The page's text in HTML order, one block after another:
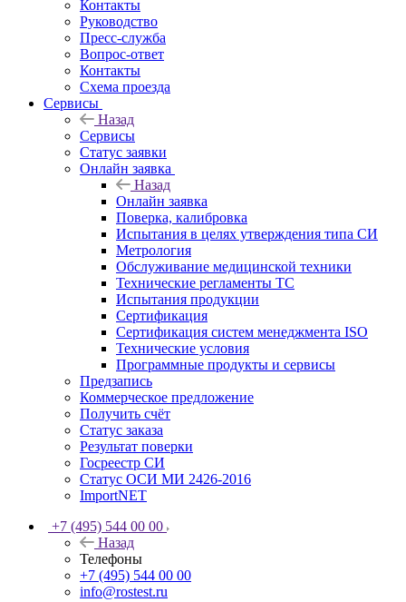
Контакты
Руководство
Пресс-служба
Вопрос-ответ
Контакты
Схема проезда
Сервисы
Назад
Сервисы
Статус заявки
Онлайн заявка
Назад
Онлайн заявка
Поверка, калибровка
Испытания в целях утверждения типа СИ
Метрология
Обслуживание медицинской техники
Технические регламенты ТС
Испытания продукции
Сертификация
Сертификация систем менеджмента ISO
Технические условия
Программные продукты и сервисы
Предзапись
Коммерческое предложение
Получить счёт
Статус заказа
Результат поверки
Госреестр СИ
Статус ОСИ МИ 2426-2016
ImportNET
+7 (495) 544 00 00
Назад
Телефоны
+7 (495) 544 00 00
info@rostest.ru